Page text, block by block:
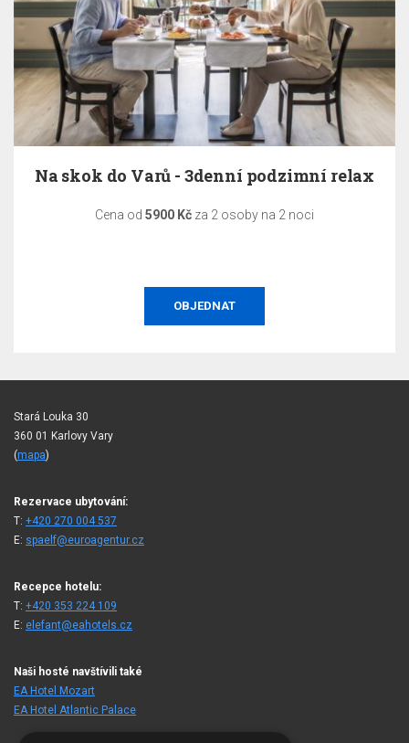
Na skok do Varů - 3denní podzimní relax
Cena od 5900 Kč za 2 osoby na 2 noci
OBJEDNAT
Stará Louka 30
360 01 Karlovy Vary
(mapa)
Rezervace ubytování:
T: +420 270 004 537
E: spaelf@euroagentur.cz
Recepce hotelu:
T: +420 353 224 109
E: elefant@eahotels.cz
Naši hosté navštívili také
EA Hotel Mozart
EA Hotel Atlantic Palace